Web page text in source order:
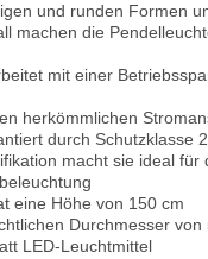
und runden Formen
machen die
mit einer
herkömmlichen
durch Schutzklasse 2
macht sie ideal für
eine Höhe von 150 cm
Durchmesser von
LED-Leuchtmittel